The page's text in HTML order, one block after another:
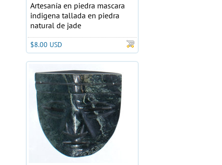
Artesanía en piedra mascara
indigena tallada en piedra
natural de jade
$8.00 USD